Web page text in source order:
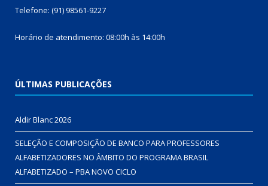
Telefone: (91) 98561-9227
Horário de atendimento: 08:00h às 14:00h
ÚLTIMAS PUBLICAÇÕES
Aldir Blanc 2026
SELEÇÃO E COMPOSIÇÃO DE BANCO PARA PROFESSORES
ALFABETIZADORES NO ÂMBITO DO PROGRAMA BRASIL
ALFABETIZADO – PBA NOVO CICLO